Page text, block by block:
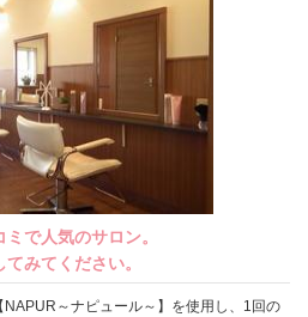
で人気のサロン。
みてください。
～ナピュール～】を使用し、1回の